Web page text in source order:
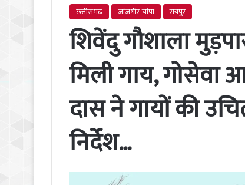
छत्तीसगढ़ जांजगीर-चांपा रायपुर
शिवेंदु गौशाला
मिली गाय, गोसेवा
दास ने गायों की
निर्देश…